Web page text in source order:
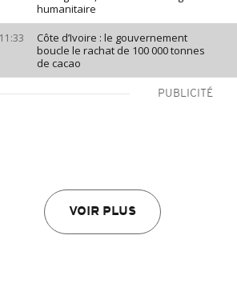
humanitaire
11:33
Côte d’Ivoire : le gouvernement
boucle le rachat de 100 000 tonnes
de cacao
PUBLICITÉ
VOIR PLUS